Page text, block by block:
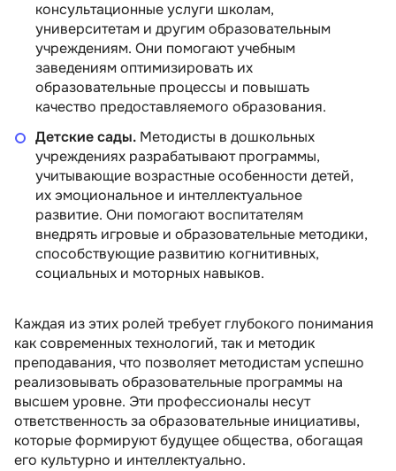
консультационные услуги школам,
университетам и другим образовательным
учреждениям. Они помогают учебным
заведениям оптимизировать их
образовательные процессы и повышать
качество предоставляемого образования.
Детские сады. Методисты в дошкольных
учреждениях разрабатывают программы,
учитывающие возрастные особенности детей,
их эмоциональное и интеллектуальное
развитие. Они помогают воспитателям
внедрять игровые и образовательные методики,
способствующие развитию когнитивных,
социальных и моторных навыков.
Каждая из этих ролей требует глубокого понимания
как современных технологий, так и методик
преподавания, что позволяет методистам успешно
реализовывать образовательные программы на
высшем уровне. Эти профессионалы несут
ответственность за образовательные инициативы,
которые формируют будущее общества, обогащая
его культурно и интеллектуально.
5 отзывов
Подробнее
Skillbox 5 отзывов
от 582 686 сум Подробнее